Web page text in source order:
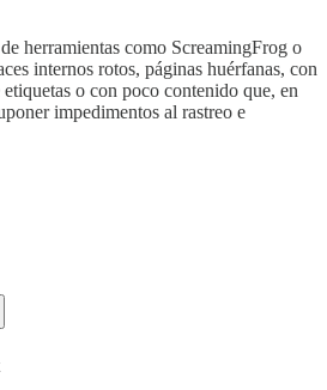
herramientas como ScreamingFrog o
internos rotos, páginas huérfanas, con
o con poco contenido que, en
impedimentos al rastreo e